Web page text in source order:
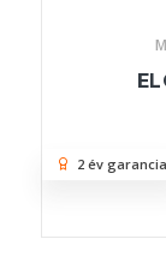
2 év garancia